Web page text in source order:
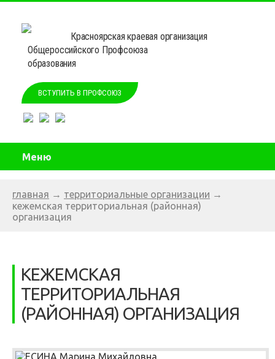
Красноярская краевая организация
Общероссийского Профсоюза
образования
ВСТУПИТЬ В ПРОФСОЮЗ
Меню
главная → территориальные организации →
кежемская территориальная (районная)
организация
КЕЖЕМСКАЯ
ТЕРРИТОРИАЛЬНАЯ
(РАЙОННАЯ) ОРГАНИЗАЦИЯ